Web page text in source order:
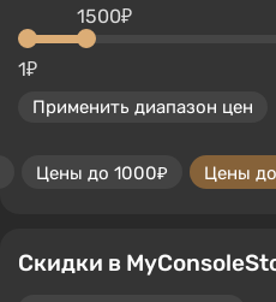
1₽
1500₽
Применить диапазон цен
Цены до 1000₽ Цены
Скидки в